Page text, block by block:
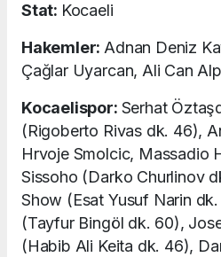
Stat: Kocaeli
Hakemler:Adnan Deniz
Çağlar Uyarcan, Ali Can Alp
Kocaelispor: Serhat
(Rigoberto Rivas dk. 46),
Hrvoje Smolcic, Massadio
Sissoho (Darko Churlinov
Show (Esat Yusuf Narin
(Tayfur Bingöl dk. 60),
(Habib Ali Keita dk. 46),